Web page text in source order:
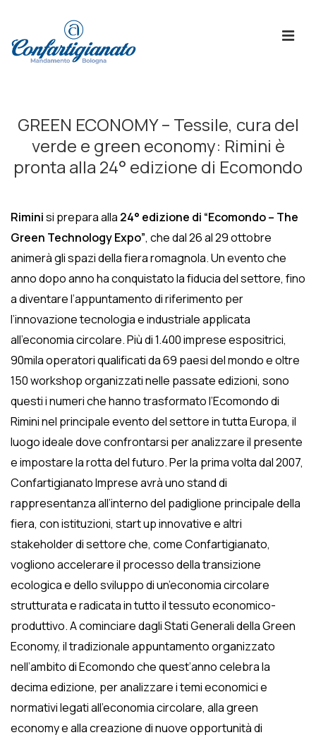
Principale
GREEN ECONOMY – Tessile, cura del
verde e green economy: Rimini è
pronta alla 24° edizione di Ecomondo
Riminisi prepara alla 24° edizione di “Ecomondo – The
Green Technology Expo”, che dal 26 al 29 ottobre
animerà gli spazi della fiera romagnola. Un evento che
anno dopo anno ha conquistato la fiducia del settore, fino
a diventare l’appuntamento di riferimento per
l’innovazione tecnologia e industriale applicata
all’economia circolare. Più di 1.400 imprese espositrici,
90mila operatori qualificati da 69 paesi del mondo eoltre
150 workshop organizzati nelle passate edizioni, sono
questi i numeri che hanno trasformato l’Ecomondo di
Rimini nel principale evento del settore in tutta Europa, il
luogo ideale dove confrontarsi per analizzare il presente
e impostare la rotta del futuro. Per la prima volta dal 2007,
Confartigianato Imprese avrà uno stand di
rappresentanza all’interno del padiglione principale della
fiera, con istituzioni, start up innovative e altri
stakeholder di settore che, come Confartigianato,
vogliono accelerare il processo della transizione
ecologica e dello sviluppo di un’economia circolare
strutturata e radicata in tutto il tessuto economico-
produttivo. A cominciare dagli Stati Generali della Green
Economy, il tradizionale appuntamento organizzato
nell’ambito di Ecomondo che quest’anno celebra la
decima edizione, per analizzare i temi economici e
normativi legati all’economia circolare, alla green
economy e alla creazione di nuove opportunità di